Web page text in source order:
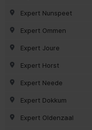
Expert Nunspeet
Expert Ommen
Expert Joure
Expert Horst
Expert Neede
Expert Dokkum
Expert Oldenzaal